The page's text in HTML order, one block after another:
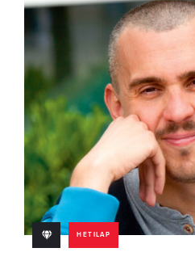
HETILAP